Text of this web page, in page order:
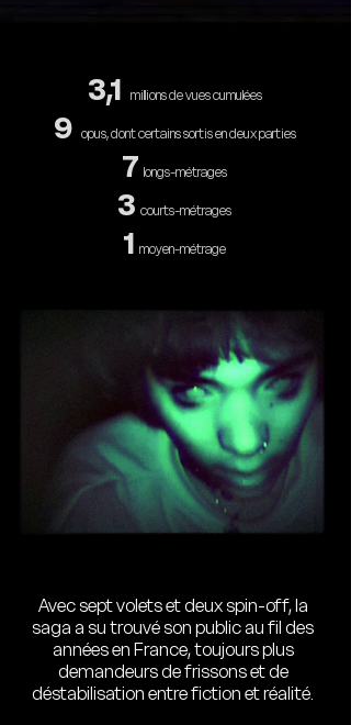
3,1 millions de vues cumulées
9 opus, dont certains sortis en deux parties
7 longs-métrages
3 courts-métrages
1 moyen-métrage
Avec sept volets et deux spin-off, la
saga a su trouvé son public au fil des
années en France, toujours plus
demandeurs de frissons et de
déstabilisation entre fiction et réalité.